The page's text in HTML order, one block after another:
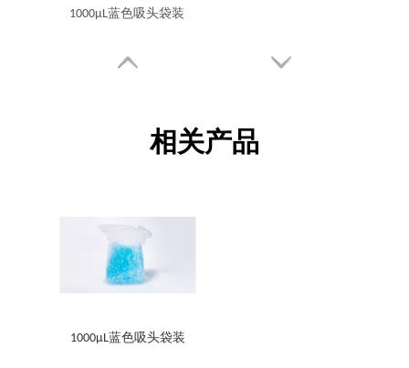
1000μL蓝色吸头袋装
相关产品
1000μL蓝色吸头袋装